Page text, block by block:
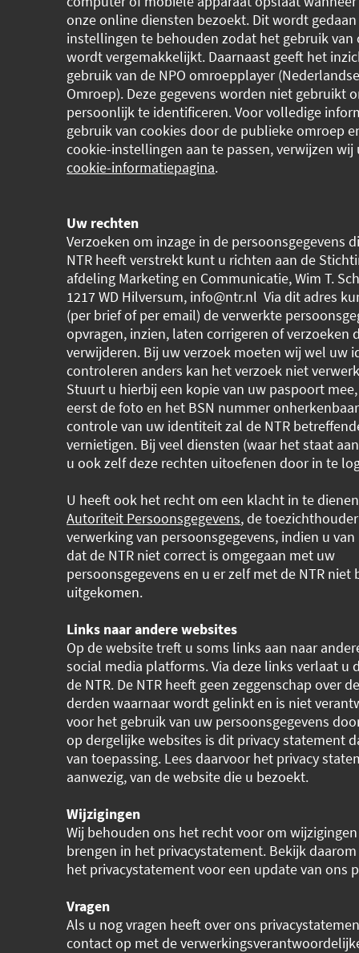
onze online diensten bezoekt. Dit wordt
instellingen te behouden zodat het gebruik van
wordt vergemakkelijkt. Daarnaast geeft het
gebruik van de NPO omroepplayer
Omroep). Deze gegevens worden niet gebruikt
persoonlijk te identificeren. Voor volledige
gebruik van cookies door de publieke omroep
cookie-instellingen aan te passen, verwijzen wij
cookie-informatiepagina.
Uw rechten
Verzoeken om inzage in de persoonsgegevens
NTR heeft verstrekt kunt u richten aan de
afdeling Marketing en Communicatie, Wim T.
1217 WD Hilversum, info@ntr.nl Via dit adres
(per brief of per email) de verwerkte
opvragen, inzien, laten corrigeren of verzoeken
verwijderen. Bij uw verzoek moeten wij wel uw
controleren anders kan het verzoek niet
Stuurt u hierbij een kopie van uw paspoort
eerst de foto en het BSN nummer
controle van uw identiteit zal de NTR
vernietigen. Bij veel diensten (waar het staat
u ook zelf deze rechten uitoefenen door in te
U heeft ook het recht om een klacht in te
Autoriteit Persoonsgegevens, de
verwerking van persoonsgegevens, indien u
dat de NTR niet correct is omgegaan met uw
persoonsgegevens en u er zelf met de NTR niet
uitgekomen.
Links naar andere websites
Op de website treft u soms links aan naar
social media platforms. Via deze links verlaat u
de NTR. De NTR heeft geen zeggenschap over
derden waarnaar wordt gelinkt en is niet
voor het gebruik van uw persoonsgegevens
op dergelijke websites is dit privacy statement
van toepassing. Lees daarvoor het privacy
aanwezig, van de website die u bezoekt.
Wijzigingen
Wij behouden ons het recht voor om
brengen in het privacystatement. Bekijk
het privacystatement voor een update van ons
Vragen
Als u nog vragen heeft over ons
contact op met de